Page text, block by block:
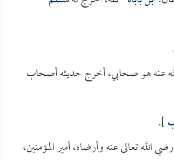
عنه هو صحابي، أخرج حديثه أصحاب
].
رضي الله تعالى عنه وأرضاه، أمير المؤمنين،